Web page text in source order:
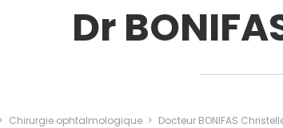
Dr
Chirurgie ophtalmologique Docteur BONIFAS